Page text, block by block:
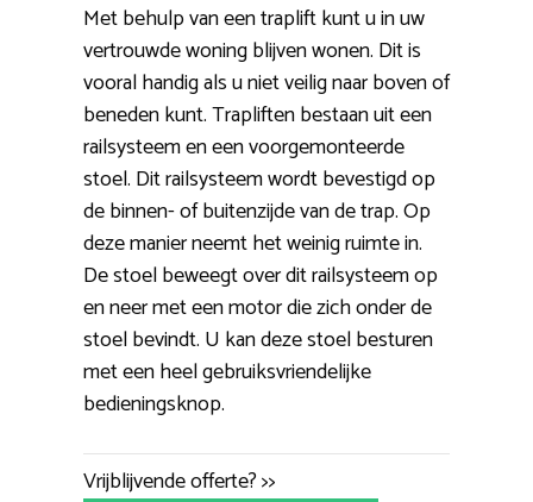
Met behulp van een traplift kunt u in uw
vertrouwde woning blijven wonen. Dit is
vooral handig als u niet veilig naar boven of
beneden kunt. Trapliften bestaan uit een
railsysteem en een voorgemonteerde
stoel. Dit railsysteem wordt bevestigd op
de binnen- of buitenzijde van de trap. Op
deze manier neemt het weinig ruimte in.
De stoel beweegt over dit railsysteem op
en neer met een motor die zich onder de
stoel bevindt. U kan deze stoel besturen
met een heel gebruiksvriendelijke
bedieningsknop.
Vrijblijvende offerte? >>